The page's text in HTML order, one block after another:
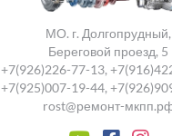
МО. г. Долгопрудный,
Береговой проезд, 5
+7(926)226-77-13,
+7(925)007-19-44,
rost@ремонт-